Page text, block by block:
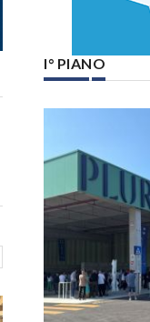
I° PIANO